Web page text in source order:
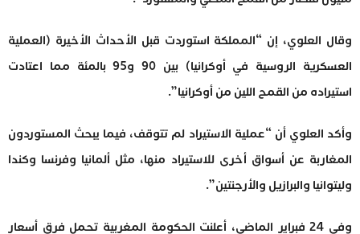
وقال العلوي، إن “المملكة استوردت قبل الأحداث الأخيرة (العملية
العسكرية الروسية في أوكرانيا) بين 90 و95 بالمئة مما اعتادت
استيراده من القمح اللين من أوكرانيا”.
وأكد العلوي أن “عملية الاستيراد لم تتوقف، فيما يبحث المستوردون
المغاربة عن أسواق أخرى للاستيراد منها، مثل ألمانيا وفرنسا وكندا
وليتوانيا والبرازيل والأرجنتين”.
وفي 24 فبراير الماضي، أعلنت الحكومة المغربية تحمل فرق أسعار